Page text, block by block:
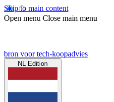
Skip to main content
Open menu Close main menu
bron voor tech-koopadvies
NL Edition